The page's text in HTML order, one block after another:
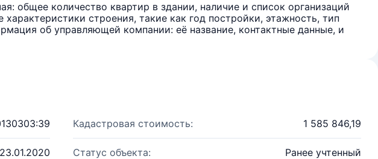
общее количество квартир в здании, наличие и список организаций
строения, такие как год постройки, этажность, тип
об управляющей компании: её название, контактные данные, и
Кадастровая стоимость: 1 585 846,19
23.01.2020 Статус объекта: Ранее учтенный